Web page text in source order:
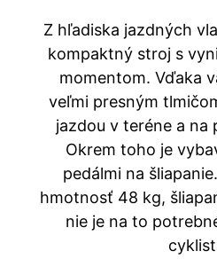
Z hľadiska jazdných
kompaktný stroj s
momentom. Vďaka
veľmi presným
jazdou v teréne a na
Okrem toho je
pedálmi na
hmotnosť 48 kg,
nie je na to